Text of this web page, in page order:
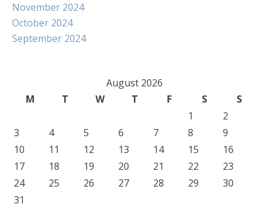
November 2024
October 2024
September 2024
August 2026
M
T W T F S
S
1
2
3
4 5 6 7 8
9
10
11 12 13 14 15
16
17
18 19 20 21 22
23
24
25 26 27 28 29
30
31